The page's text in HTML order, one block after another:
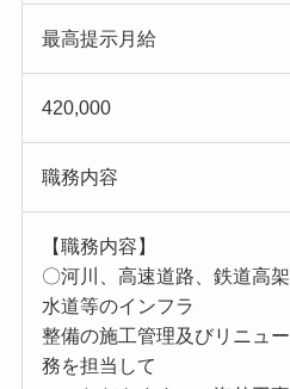
最高提示月給
420,000
職務内容
【職務内容】
〇河川、高速道路、鉄道高
水道等のインフラ
整備の施工管理及びリニュ
務を担当して